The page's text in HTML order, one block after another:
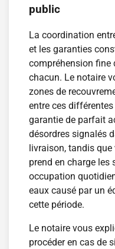
public
La coordination
et les garanties
compréhension fine
chacun. Le notaire
zones de
entre ces
garantie de parfait
désordres signalés
livraison, tandis
prend en charge les
occupation
eaux causé par un
cette période.
Le notaire vous
procéder en cas de